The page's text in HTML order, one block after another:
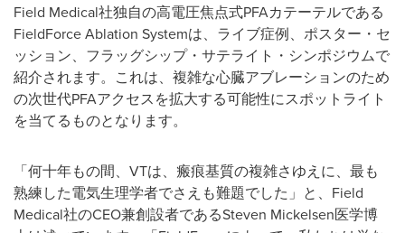
Field Medical社独自の高電圧焦点式PFAカテーテルである
FieldForce Ablation Systemは、ライブ症例、ポスター・セ
ッション、フラッグシップ・サテライト・シンポジウムで
紹介されます。これは、複雑な心臓アブレーションのため
の次世代PFAアクセスを拡大する可能性にスポットライト
を当てるものとなります。
「何十年もの間、VTは、瘢痕基質の複雑さゆえに、最も
熟練した電気生理学者でさえも難題でした」と、Field
Medical社のCEO兼創設者であるSteven Mickelsen医学博